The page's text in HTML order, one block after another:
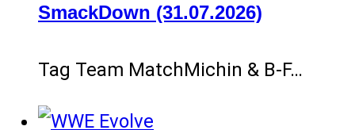
SmackDown (31.07.2026)
Tag Team MatchMichin & B-F…